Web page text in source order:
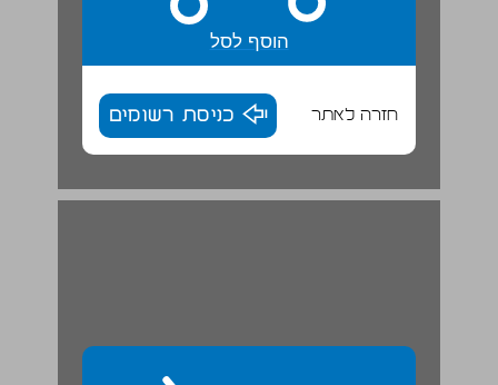
הוסף לסל
חזרה לאתר כניסת רשומים